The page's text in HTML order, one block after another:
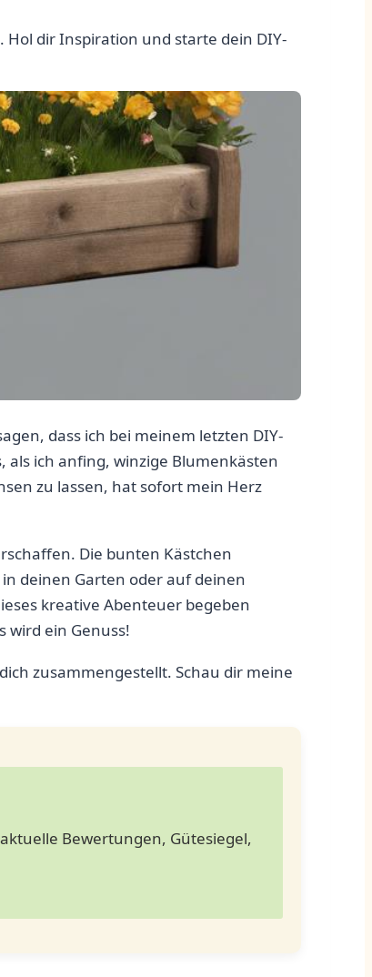
dir Inspiration und starte dein DIY-
dass ich bei meinem‍ letzten DIY-
als ich anfing, winzige Blumenkästen⁢
zu lassen, hat ⁢sofort mein Herz
Die ‌bunten ‍Kästchen
‍deinen Garten oder auf‍ deinen
kreative Abenteuer begeben
wird⁢ ein Genuss!
zusammengestellt. Schau dir meine
Bewertungen, Gütesiegel,